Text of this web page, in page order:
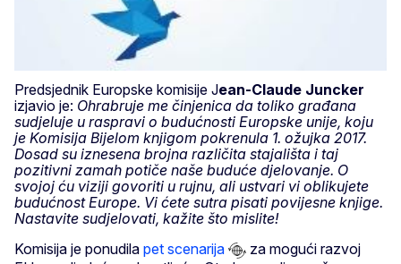
Predsjednik Europske komisije Jean-Claude Juncker
izjavio je: Ohrabruje me činjenica da toliko građana
sudjeluje u raspravi o budućnosti Europske unije, koju
je Komisija Bijelom knjigom pokrenula 1. ožujka 2017.
Dosad su iznesena brojna različita stajališta i taj
pozitivni zamah potiče naše buduće djelovanje. O
svojoj ću viziji govoriti u rujnu, ali ustvari vi oblikujete
budućnost Europe. Vi ćete sutra pisati povijesne knjige.
Nastavite sudjelovati, kažite što mislite!
Komisija je ponudila pet scenarija
za mogući razvoj